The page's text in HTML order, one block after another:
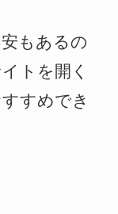
もあるの
トを開く
すめでき